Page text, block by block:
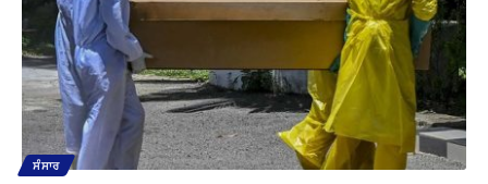
ਸੰਸਾਰ